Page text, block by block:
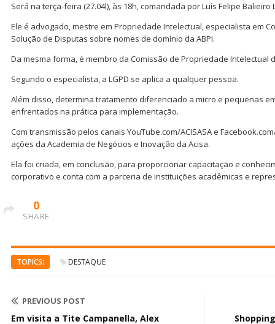
Será na terça-feira (27.04l), às 18h, comandada por Luís Felipe Balieiro
Ele é advogado, mestre em Propriedade Intelectual, especialista em
Solução de Disputas sobre nomes de domínio da ABPI.
Da mesma forma, é membro da Comissão de Propriedade Intelectual
Segundo o especialista, a LGPD se aplica a qualquer pessoa.
Além disso, determina tratamento diferenciado a micro e pequenas
enfrentados na prática para implementação.
Com transmissão pelos canais YouTube.com/ACISASA e
ações da Academia de Negócios e Inovação da Acisa.
Ela foi criada, em conclusão, para proporcionar capacitação e
corporativo e conta com a parceria de instituições acadêmicas e
0
SHARE
TOPICS: DESTAQUE
PREVIOUS POST
Em visita a Tite Campanella, Alex